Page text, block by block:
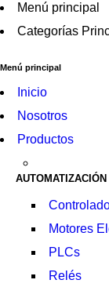
Menú principal
Categorías
Menú principal
Inicio
Nosotros
Productos
Motores
PLCs
Relés